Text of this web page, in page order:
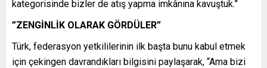
kategorisinde bizler de atış yapma imkânına kavuştuk.”
”ZENGİNLİK OLARAK GÖRDÜLER”
Türk, federasyon yetkililerinin ilk başta bunu kabul etmek
için çekingen davrandıkları bilgisini paylaşarak, “Ama bizi